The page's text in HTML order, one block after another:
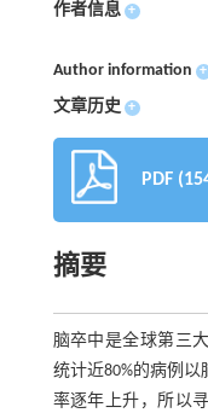
作者信息 +
Author information +
文章历史 +
PDF
摘要
脑卒中是全球第三
统计近80%的病例
率逐年上升，所以